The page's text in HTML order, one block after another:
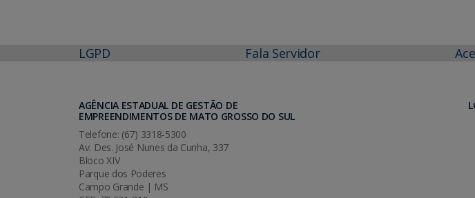
LGPD Fala Servidor
AGÊNCIA ESTADUAL DE GESTÃO DE
EMPREENDIMENTOS DE MATO GROSSO DO SUL
Telefone: (67) 3318-5300
Av. Des. José Nunes da Cunha, 337
Bloco XIV
Parque dos Poderes
Campo Grande | MS